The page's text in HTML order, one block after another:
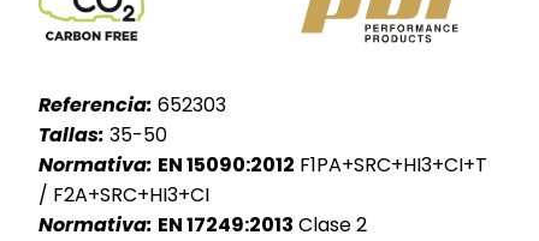
Referencia: 652303
Tallas: 35-50
Normativa: EN 15090:2012 F1PA+SRC+HI3+CI+T
/ F2A+SRC+HI3+CI
Normativa: EN 17249:2013 Clase 2